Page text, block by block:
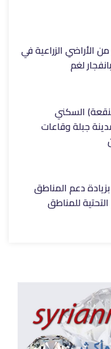
الأراضي الزراعية في
لغم
السكني
جبلة وقاعات
دعم المناطق
للمناطق